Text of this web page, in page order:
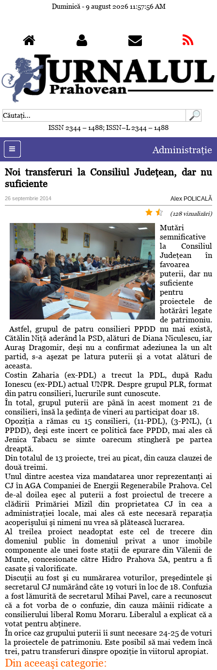
Duminică - 9 august 202611:57:59 AM
ISSN 2344 – 1488; ISSN–L 2344 – 1488
Administraţie
Noi transferuri la Consiliul Judeţean, dar nu
suficiente
26 septembrie 2014 Alex POLICALĂ
(128 vizualizări)
Mutări
semnificative
la Consiliul
Judeţean în
favoarea
puterii, dar nu
suficiente
pentru
proiectele de
hotărâri legate
de patrimoniu.
Astfel, grupul de patru consilieri PPDD nu mai există,
Cătălin Niţă aderând la PSD, alături de Diana Niculescu, iar
Auraş Dragomir, deşi nu a confirmat adeziunea la un alt
partid, s-a aşezat pe latura puterii şi a votat alături de
aceasta.
Costin Zaharia (ex-PDL) a trecut la PDL, după Radu
Ionescu (ex-PDL) actual UNPR. Despre grupul PLR, format
din patru consilieri, lucrurile sunt cunoscute.
În total, grupul puterii are până în acest moment 21 de
consilieri, însă la şedinţa de vineri au participat doar 18.
Opoziţia a rămas cu 15 consilieri, (11-PDL), (3-PNL), (1
PPDD), deşi este incert ce politică face PPDD, mai ales că
Jenica Tabacu se simte oarecum stingheră pe partea
dreaptă.
Din totalul de 13 proiecte, trei au picat, din cauza clauzei de
două treimi.
Unul dintre acestea viza mandatarea unor reprezentanţi ai
CJ în AGA Companiei de Energii Regenerabile Prahova. Cel
de-al doilea eşec al puterii a fost proiectul de trecere a
clădirii Primăriei Mizil din proprietatea CJ în cea a
administraţiei locale, mai ales că este necesară reparaţia
acoperişului şi nimeni nu vrea să plătească lucrarea.
Al treilea proiect neadoptat este cel de trecere din
domeniul public în domeniul privat a unor imobile
componente ale unei foste staţii de epurare din Vălenii de
Munte, concesionate către Hidro Prahova SA, pentru a fi
casate şi valorificate.
Discuţii au fost şi cu numărarea voturilor, preşedintele şi
secretarul CJ numărând câte 19 voturi în loc de 18. Confuzia
a fost lămurită de secretarul Mihai Pavel, care a recunoscut
că a fot vorba de o confuzie, din cauza mâinii ridicate a
consilierului liberal Romu Moraru. Liberalul a explicat că a
votat pentru abţinere.
În orice caz grupului puterii îi sunt necesare 24-25 de voturi
la proiectele de patrimoniu. Este posibil să mai vedem încă
trei, patru transferuri dinspre opoziţie în viitorul apropiat.
Din aceeaşi categorie: